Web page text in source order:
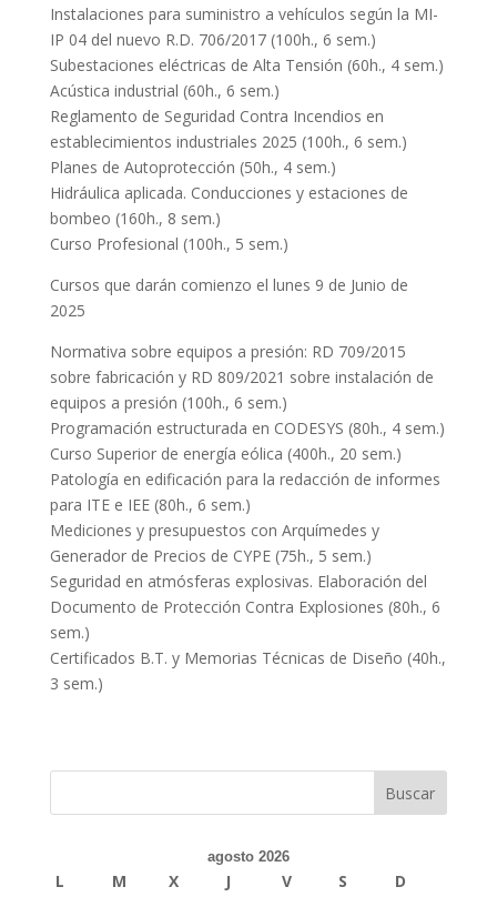
Instalaciones para suministro a vehículos según la MI-
IP 04 del nuevo R.D. 706/2017 (100h., 6 sem.)
Subestaciones eléctricas de Alta Tensión (60h., 4 sem.)
Acústica industrial (60h., 6 sem.)
Reglamento de Seguridad Contra Incendios en
establecimientos industriales 2025 (100h., 6 sem.)
Planes de Autoprotección (50h., 4 sem.)
Hidráulica aplicada. Conducciones y estaciones de
bombeo (160h., 8 sem.)
Curso Profesional (100h., 5 sem.)
Cursos que darán comienzo el lunes 9 de Junio de
2025
Normativa sobre equipos a presión: RD 709/2015
sobre fabricación y RD 809/2021 sobre instalación de
equipos a presión (100h., 6 sem.)
Programación estructurada en CODESYS (80h., 4 sem.)
Curso Superior de energía eólica (400h., 20 sem.)
Patología en edificación para la redacción de informes
para ITE e IEE (80h., 6 sem.)
Mediciones y presupuestos con Arquímedes y
Generador de Precios de CYPE (75h., 5 sem.)
Seguridad en atmósferas explosivas. Elaboración del
Documento de Protección Contra Explosiones (80h., 6
sem.)
Certificados B.T. y Memorias Técnicas de Diseño (40h.,
3 sem.)
Buscar
agosto 2026
L M X J V S
D